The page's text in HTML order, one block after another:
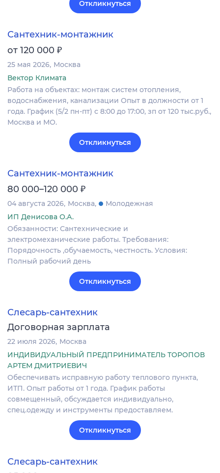
Откликнуться
Сантехник-монтажник
от 120 000 ₽
25 мая 2026 Москва
Вектор Климата
Работа на объектах: монтаж систем отопления,
водоснабжения, канализации Опыт в должности от 1
года. График (5/2 пн-пт) с 8:00 до 17:00, зп от 120 тыс.руб.,
Москва и МО.
Откликнуться
Сантехник-монтажник
80 000–120 000 ₽
04 августа 2026 Москва
Молодежная
ИП Денисова О.А.
Обязанности: Сантехнические и
электромеханические работы. Требования:
Порядочность ,обучаемость, честность. Условия:
Полный рабочий день
Откликнуться
Слесарь-сантехник
Договорная зарплата
22 июля 2026 Москва
ИНДИВИДУАЛЬНЫЙ ПРЕДПРИНИМАТЕЛЬ ТОРОПОВ
АРТЕМ ДМИТРИЕВИЧ
Обеспечивать исправную работу теплового пункта,
ИТП. Опыт работы от 1 года. График работы
совмещенный, обсуждается индивидуально,
спец.одежду и инструменты предоставляем.
Откликнуться
Слесарь-сантехник